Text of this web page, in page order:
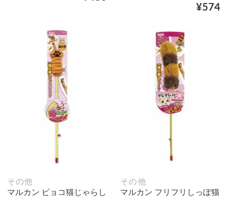
¥574
その他
マルカン ピョコ猫じゃらし
その他
マルカン フリフリしっぽ猫